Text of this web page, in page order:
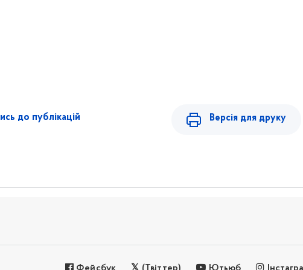
до публікацій Версія для друку